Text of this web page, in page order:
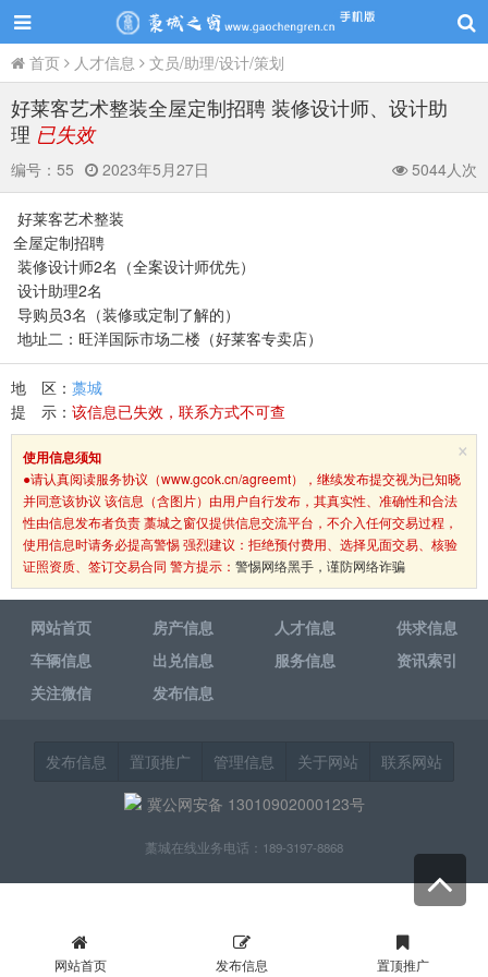
首页 人才信息 文员/助理/设计/策划
好莱客艺术整装全屋定制招聘 装修设计师、设计助
理 已失效
编号： 55 2023年5月27日 5044人次
好莱客艺术整装
全屋定制招聘
装修设计师2名（全案设计师优先）
设计助理2名
导购员3名（装修或定制了解的）
地址二：旺洋国际市场二楼（好莱客专卖店）
地 区： 藁城
提 示： 该信息已失效，联系方式不可查
×
使用信息须知
●请认真阅读服务协议（www.gcok.cn/agreemt），继续发布提交视为已知晓
并同意该协议 该信息（含图片）由用户自行发布，其真实性、准确性和合法
性由信息发布者负责 藁城之窗仅提供信息交流平台，不介入任何交易过程，
使用信息时请务必提高警惕 强烈建议：拒绝预付费用、选择见面交易、核验
证照资质、签订交易合同 警方提示： 警惕网络黑手，谨防网络诈骗
网站首页 房产信息 人才信息
供求信息
车辆信息
出兑信息 服务信息
资讯索引
关注微信
发布信息
发布信息 置顶推广 管理信息 关于网站
联系网站
冀公网安备 13010902000123号
藁城在线业务电话：189-3197-8868
网站首页 发布信息 置顶推广